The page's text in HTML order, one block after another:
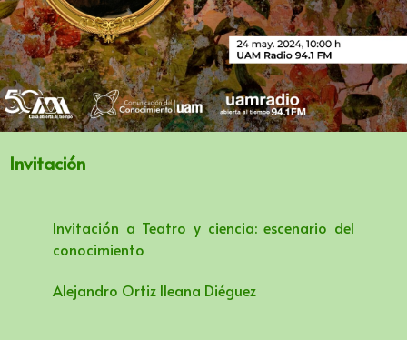
Invitación
Invitación a Teatro y ciencia: escenario del
conocimiento
Alejandro Ortiz lleana Diéguez